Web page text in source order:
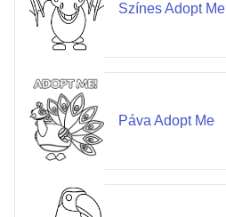
Színes Adopt Me
Páva Adopt Me